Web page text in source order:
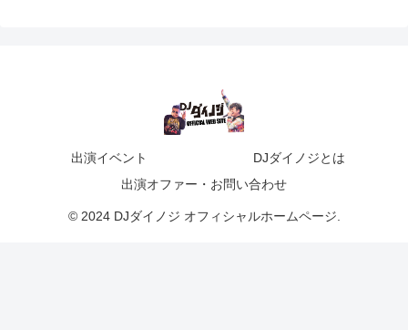
出演イベント
DJダイノジとは
出演オファー・お問い合わせ
© 2024 DJダイノジ オフィシャルホームページ.